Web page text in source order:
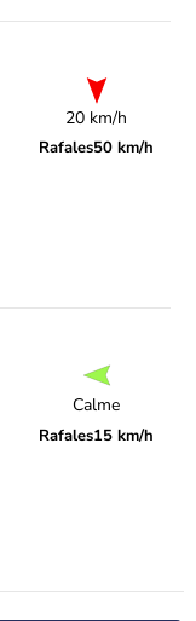
20 km/h
Rafales50 km/h
Calme
Rafales15 km/h